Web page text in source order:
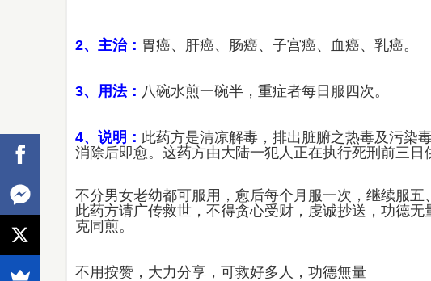
2、主治： 胃癌、肝癌、肠癌、子宫癌、血癌、乳癌。
3、用法： 八碗水煎一碗半，重症者每日服四次。
4、说明： 此药方是清凉解毒，排出脏腑之热毒及污染
消除后即愈。这药方由大陆一犯人正在执行死刑前三日
不分男女老幼都可服用，愈后每个月服一次，继续服五
此药方请广传救世，不得贪心受财，虔诚抄送，功德
克同煎。
不用按赞，大力分享，可救好多人，功德無量